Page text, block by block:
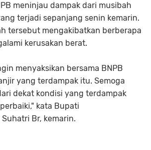
meninjau dampak dari musibah
terjadi sepanjang senin kemarin.
tersebut mengakibatkan berberapa
kerusakan berat.
menyaksikan bersama BNPB
yang terdampak itu. Semoga
dekat kondisi yang terdampak
kata Bupati
Br, kemarin.